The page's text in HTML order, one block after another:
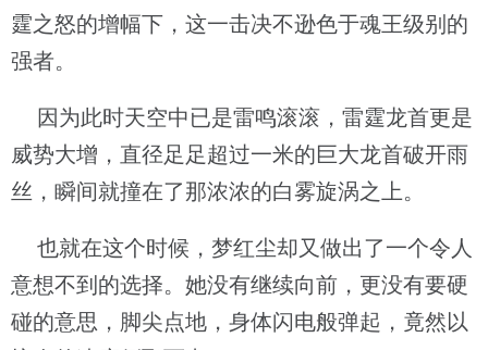
霆之怒的增幅下，这一击决不逊色于魂王级别的
强者。
因为此时天空中已是雷鸣滚滚，雷霆龙首更是
威势大增，直径足足超过一米的巨大龙首破开雨
丝，瞬间就撞在了那浓浓的白雾旋涡之上。
也就在这个时候，梦红尘却又做出了一个令人
意想不到的选择。她没有继续向前，更没有要硬
碰的意思，脚尖点地，身体闪电般弹起，竟然以